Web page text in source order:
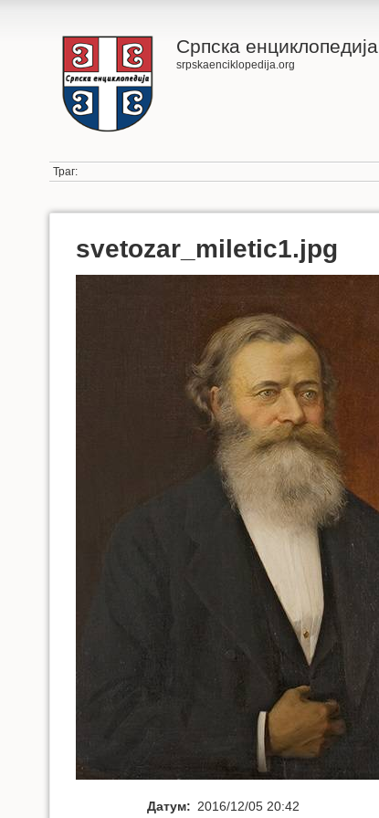
Српска енциклопедија
srpskaenciklopedija.org
Траг:
svetozar_miletic1.jpg
Датум: 2016/12/05 20:42